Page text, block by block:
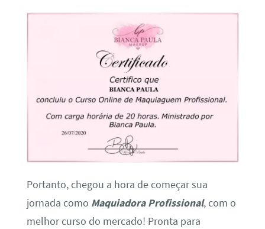
Portanto, chegou a hora de começar sua
jornada como Maquiadora Profissional, com o
melhor curso do mercado! Pronta para